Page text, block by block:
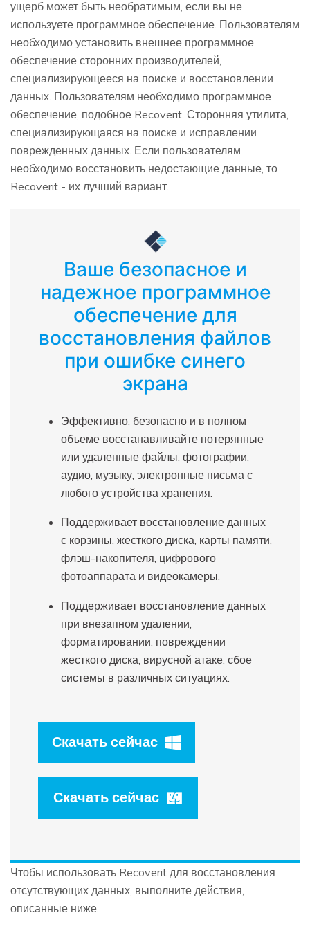
ущерб может быть необратимым, если вы не
используете программное обеспечение. Пользователям
необходимо установить внешнее программное
обеспечение сторонних производителей,
специализирующееся на поиске и восстановлении
данных. Пользователям необходимо программное
обеспечение, подобное Recoverit. Сторонняя утилита,
специализирующаяся на поиске и исправлении
поврежденных данных. Если пользователям
необходимо восстановить недостающие данные, то
Recoverit - их лучший вариант.
Ваше безопасное и
надежное программное
обеспечение для
восстановления файлов
при ошибке синего
экрана
Эффективно, безопасно и в полном
объеме восстанавливайте потерянные
или удаленные файлы, фотографии,
аудио, музыку, электронные письма с
любого устройства хранения.
Поддерживает восстановление данных
с корзины, жесткого диска, карты памяти,
флэш-накопителя, цифрового
фотоаппарата и видеокамеры.
Поддерживает восстановление данных
при внезапном удалении,
форматировании, повреждении
жесткого диска, вирусной атаке, сбое
системы в различных ситуациях.
Скачать сейчас
Скачать сейчас
Чтобы использовать Recoverit для восстановления
отсутствующих данных, выполните действия,
описанные ниже: